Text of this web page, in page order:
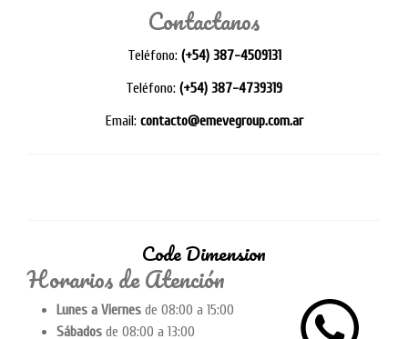
Contactanos
Teléfono: (+54) 387-4509131
Teléfono: (+54) 387-4739319
Email: contacto@emevegroup.com.ar
Code Dimension
Horarios de Atención
Lunes a Viernes de 08:00 a 15:00
Sábados de 08:00 a 13:00